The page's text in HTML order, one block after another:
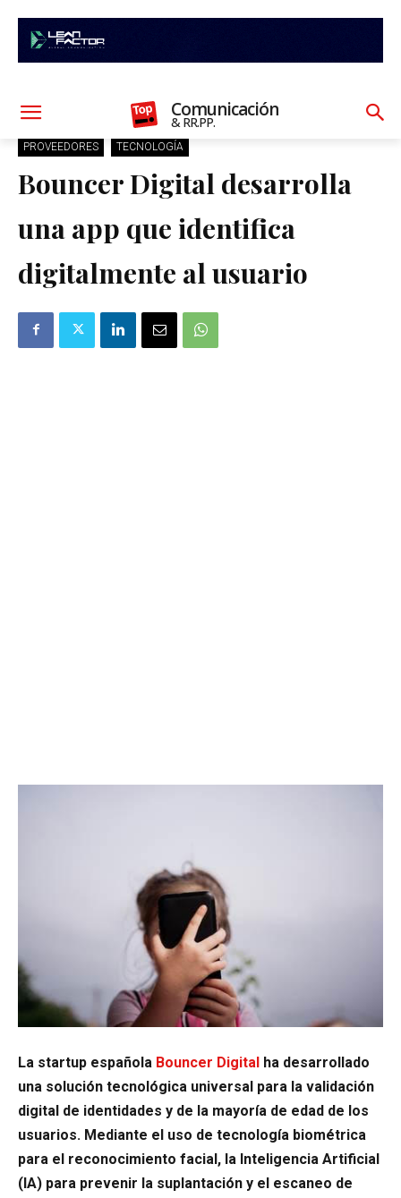
Comunicación
& RR.PP.
PROVEEDORES TECNOLOGÍA
Bouncer Digital desarrolla
una app que identifica
digitalmente al usuario
La startup española Bouncer Digital ha desarrollado
una solución tecnológica universal para la validación
digital de identidades y de la mayoría de edad de los
usuarios. Mediante el uso de tecnología biométrica
para el reconocimiento facial, la Inteligencia Artificial
(IA) para prevenir la suplantación y el escaneo de